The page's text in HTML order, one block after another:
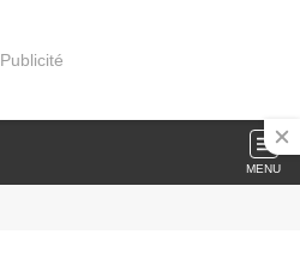
Publicité
MENU